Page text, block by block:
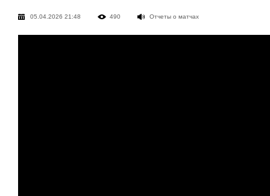
05.04.2026 21:48 490 Отчеты о матчах